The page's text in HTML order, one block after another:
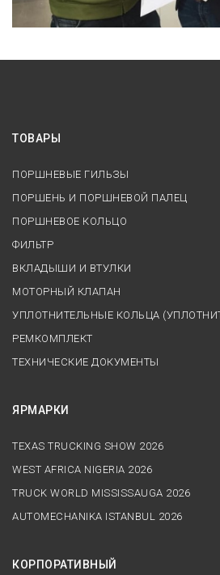
ТОВАРЫ
ПОРШНЕВЫЕ ГИЛЬЗЫ
ПОРШЕНЬ И ПОРШНЕВОЙ ПАЛЕЦ
ПОРШНЕВОЕ КОЛЬЦО
ФИЛЬТР
ВКЛАДЫШИ И ВТУЛКИ
МОТОРНЫЙ КЛАПАН
УПЛОТНИТЕЛЬНЫЕ КОЛЬЦА
РЕМКОМПЛЕКТ
ТЕХНИЧЕСКИЕ ДОКУМЕНТЫ
ЯРМАРКИ
TEXAS TRUCKING SHOW 2026
WEST AFRICA NIGERIA 2026
TRUCK WORLD MISSISSAUGA 2026
AUTOMECHANIKA ISTANBUL 2026
КОРПОРАТИВНЫЙ